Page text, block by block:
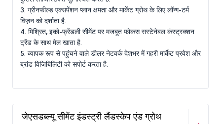
3. ग्रीनफील्ड एक्सपेंशन प्लान क्षमता और मार्केट ग्रोथ के लिए लॉन्ग-टर्म
विज़न को दर्शाता है.
4. मिश्रित, इको-फ्रेंडली सीमेंट पर मजबूत फोकस सस्टेनेबल कंस्ट्रक्शन
ट्रेंड के साथ मेल खाता है.
5. व्यापक रूप से पहुंचने वाले डीलर नेटवर्क देशभर में गहरी मार्केट प्रवेश और
ब्रांड विजिबिलिटी को सपोर्ट करता है.
जेएसडब्ल्यू सीमेंट इंडस्ट्री लैंडस्केप एंड ग्रोथ